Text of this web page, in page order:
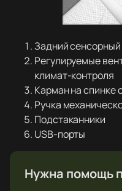
Задний сенсорный
Регулируемые
климат-контроля
Карман на спинке
Ручка
Подстаканники
USB-порты
Нужна помощь